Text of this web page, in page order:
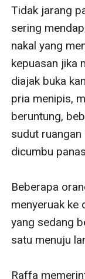
Tidak jarang
sering
nakal yang
kepuasan jika
diajak buka
pria menipis,
beruntung,
sudut
dicumbu
Beberapa
menyeruak ke
yang sedang
satu menuju
Raffa